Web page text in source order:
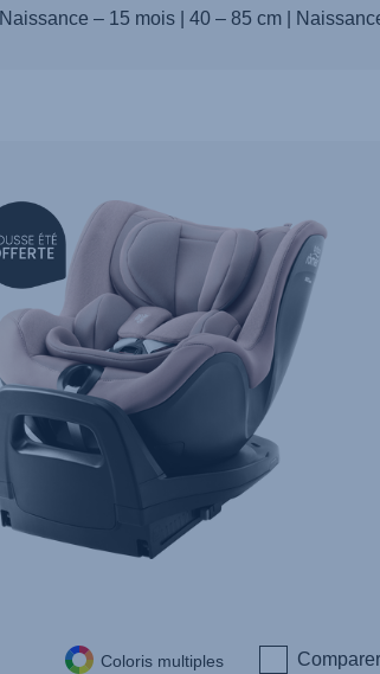
Naissance – 15 mois| 40 – 85 cm|
null
Coloris multiples Comparer